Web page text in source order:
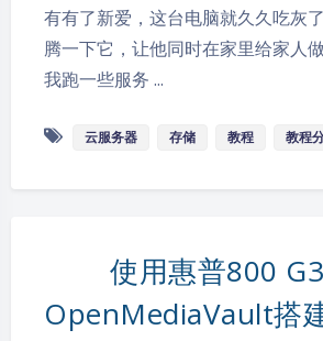
有有了新爱，这台电脑就久久吃灰
腾一下它，让他同时在家里给家人
我跑一些服务 ...
云服务器 存储 教程 教程
使用惠普800
OpenMediaVault搭